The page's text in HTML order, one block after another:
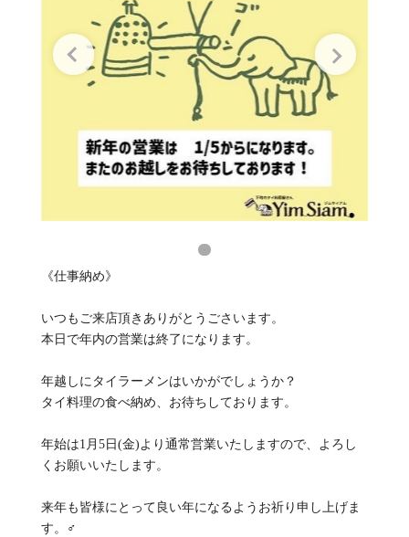
《仕事納め》
いつもご来店頂きありがとうごさいます。
本日で年内の営業は終了になります。
年越しにタイラーメンはいかがでしょうか？
タイ料理の食べ納め、お待ちしております。
年始は1月5日(金)より通常営業いたしますので、よろし
くお願いいたします。
来年も皆様にとって良い年になるようお祈り申し上げま
す。‍♂️